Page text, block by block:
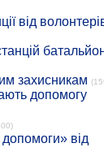
від
захисникам
допомогу
від